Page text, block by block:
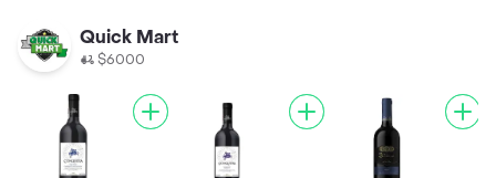
Quick Mart
$6000